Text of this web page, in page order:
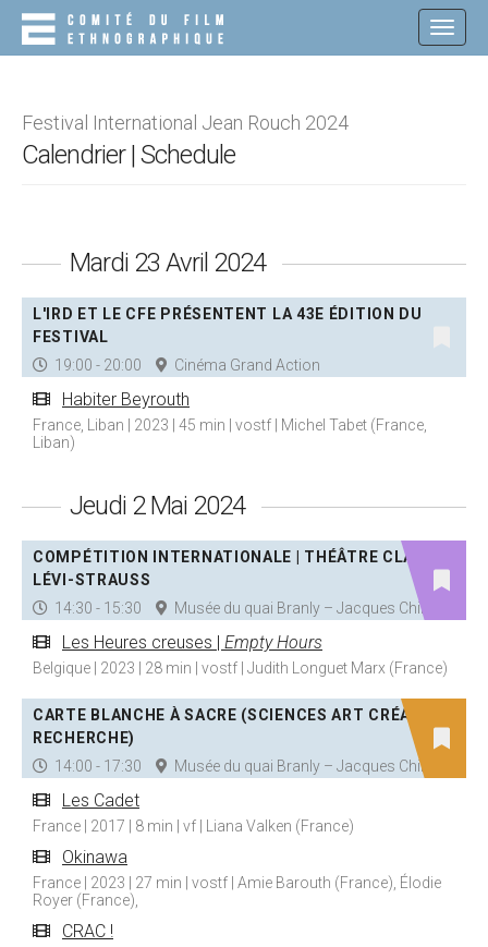
Festival International Jean Rouch 2024
Calendrier | Schedule
Mardi 23 Avril 2024
L'IRD ET LE CFE PRÉSENTENT LA 43E ÉDITION DU
FESTIVAL
19:00 - 20:00
Cinéma Grand Action
Habiter Beyrouth
France, Liban | 2023 | 45 min | vostf | Michel Tabet (France,
Liban)
Jeudi 2 Mai 2024
COMPÉTITION INTERNATIONALE | THÉÂTRE CLAUDE
LÉVI-STRAUSS
14:30 - 15:30
Musée du quai Branly – Jacques Chirac
Les Heures creuses | Empty Hours
Belgique | 2023 | 28 min | vostf | Judith Longuet Marx (France)
CARTE BLANCHE À SACRE (SCIENCES ART CRÉATION
RECHERCHE)
14:00 - 17:30
Musée du quai Branly – Jacques Chirac
Les Cadet
France | 2017 | 8 min | vf | Liana Valken (France)
Okinawa
France | 2023 | 27 min | vostf | Amie Barouth (France), Élodie
Royer (France),
CRAC !